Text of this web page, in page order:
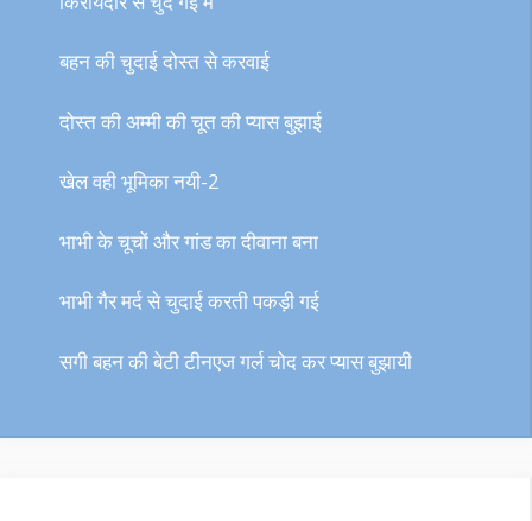
बहन की चुदाई दोस्त से करवाई
दोस्त की अम्मी की चूत की प्यास बुझाई
खेल वही भूमिका नयी-2
भाभी के चूचों और गांड का दीवाना बना
भाभी गैर मर्द से चुदाई करती पकड़ी गई
सगी बहन की बेटी टीनएज गर्ल चोद कर प्यास बुझायी